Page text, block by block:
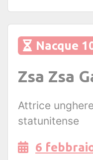
Nacque
Zsa Zsa
Attrice
statunitense
6